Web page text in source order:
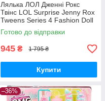
Лялька ЛОЛ Дженні Рокс
Твінс LOL Surprise Jenny Rox
Tweens Series 4 Fashion Doll
588719 MGA Оригінал
MyDoll.com.ua
Готово до відправки
945 ₴ 1 795 ₴
Купити
–36%